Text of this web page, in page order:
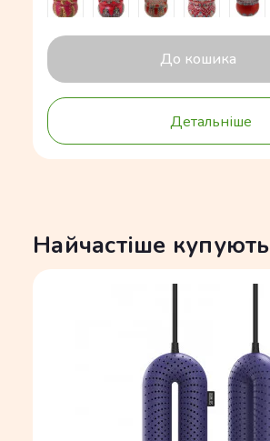
До кошика
Детальніше
Найчастіше купують